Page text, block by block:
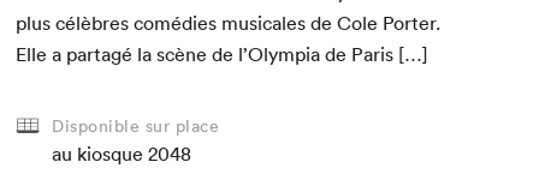
plus célèbres comédies musi­cales de Cole Porter.
Elle a partagé la scène de l’Olympia de Paris […]
Disponible sur place
au kiosque 2048